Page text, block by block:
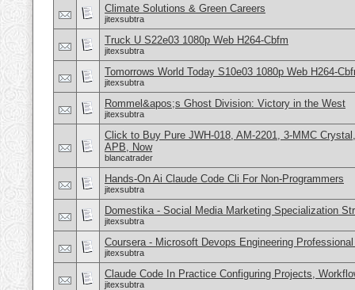
Climate Solutions & Green Careers
jitexsubtra
Truck U S22e03 1080p Web H264-Cbfm
jitexsubtra
Tomorrows World Today S10e03 1080p Web H264-
jitexsubtra
Rommel&apos;s Ghost Division: Victory in the West
jitexsubtra
Click to Buy Pure JWH-018, AM-2201, 3-MMC
APB, Now
blancatrader
Hands-On Ai Claude Code Cli For Non-Programmers
jitexsubtra
Domestika - Social Media Marketing Specialization
jitexsubtra
Coursera - Microsoft Devops Engineering
jitexsubtra
Claude Code In Practice Configuring Projects,
jitexsubtra